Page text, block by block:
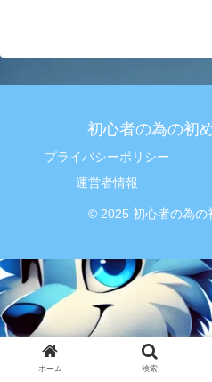
初心者の為の初
プライバシーポリシー
運営者情報
© 2025 初心者の為の
ホーム 検索